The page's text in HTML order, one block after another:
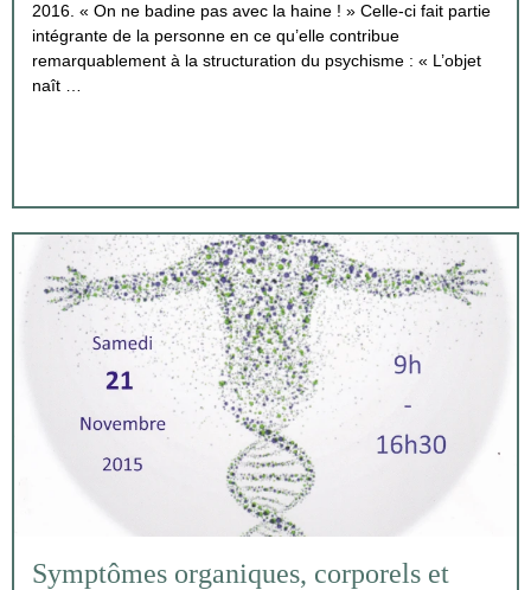
2016. « On ne badine pas avec la haine ! » Celle-ci fait partie
intégrante de la personne en ce qu’elle contribue
remarquablement à la structuration du psychisme : « L’objet
naît …
Symptômes organiques, corporels et